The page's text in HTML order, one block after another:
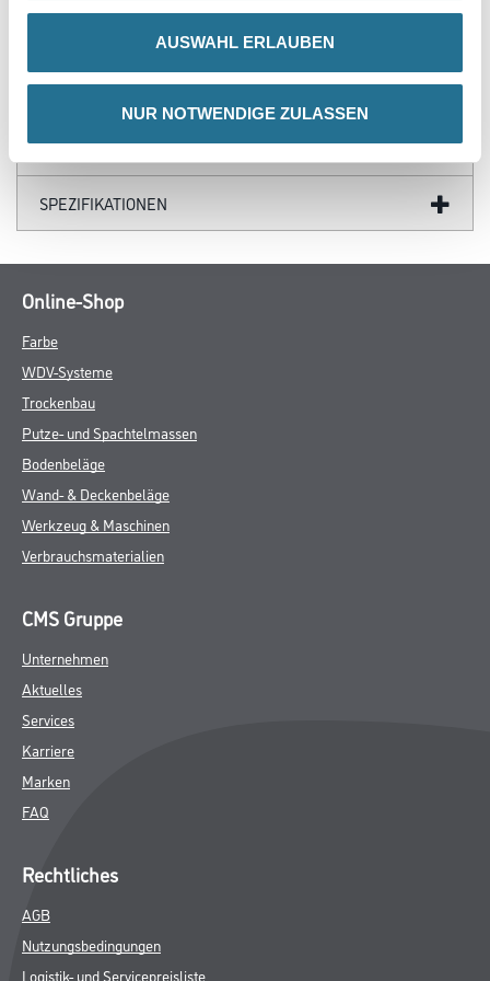
AUSWAHL ERLAUBEN
NUR NOTWENDIGE ZULASSEN
DATENBLÄTTER
SPEZIFIKATIONEN
Online-Shop
Farbe
WDV-Systeme
Trockenbau
Putze- und Spachtelmassen
Bodenbeläge
Wand- & Deckenbeläge
Werkzeug & Maschinen
Verbrauchsmaterialien
CMS Gruppe
Unternehmen
Aktuelles
Services
Karriere
Marken
FAQ
Rechtliches
AGB
Nutzungsbedingungen
Logistik- und Servicepreisliste